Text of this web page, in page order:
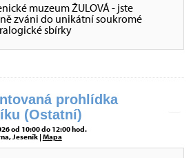
muzeum ŽULOVÁ - jste
zváni do unikátní soukromé
sbírky
prohlídka
(Ostatní)
od 10:00 do 12:00 hod.
Jeseník |Mapa